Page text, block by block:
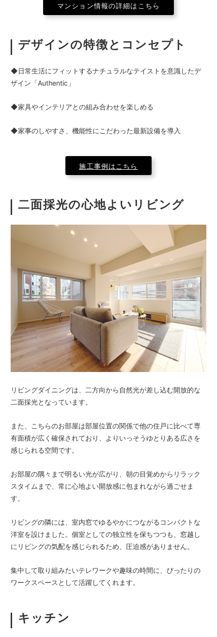
マンション情報の詳細はこちら
デザインの特徴とコンセプト
◆日常生活にフィットするナチュラルなテイストを意識したデ
ザイン「Authentic」
◆家具やインテリアとの組み合わせを楽しめる
◆家事のしやすさ、機能性にこだわった最新設備を導入
施工事例はこちら
二面採光の心地よいリビング
リビングダイニングは、二方向から自然光が差し込む開放的な
二面採光となっています。
また、こちらのお部屋は部屋位置の関係で他の住戸に比べて専
有面積が広く確保されており、よりいっそうゆとりある広さを
感じられる空間です。
お部屋の隅々まで明るい光が広がり、朝の目覚めからリラック
スタイムまで、常に心地よい開放感に包まれながら過ごせま
す。
リビングの隣には、室内窓でゆるやかにつながるコンパクトな
洋室を設けました。個室としての独立性を保ちつつも、窓越し
にリビングの気配を感じられるため、圧迫感がありません。
集中して取り組みたいテレワークや趣味の時間に、ぴったりの
ワークスペースとして活躍してくれます。
キッチン